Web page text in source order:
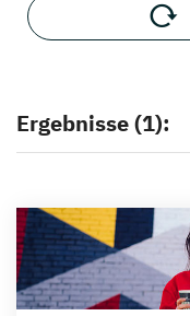
Ergebnisse (1):